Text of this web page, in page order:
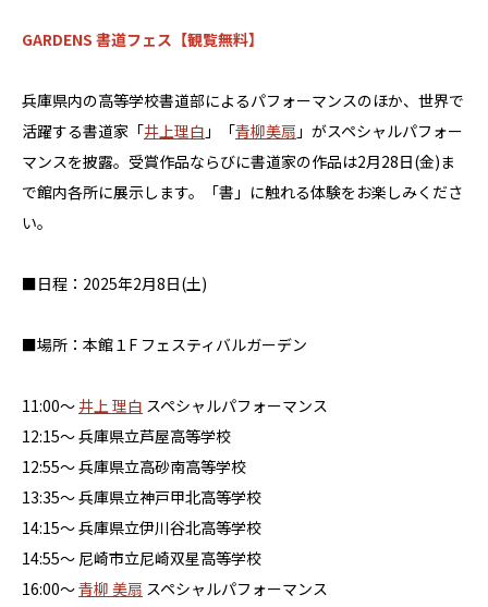
GARDENS 書道フェス【観覧無料】
兵庫県内の高等学校書道部によるパフォーマンスのほか、世界で
活躍する書道家「井上理白 」「青柳美扇 」がスペシャルパフォー
マンスを披露。受賞作品ならびに書道家の作品は2月28日(金)ま
で館内各所に展示します。「書」に触れる体験をお楽しみくださ
い。
■日程：2025年2月8日(土)
■場所：本館１F フェスティバルガーデン
11:00～井上 理白 スペシャルパフォーマンス
12:15～ 兵庫県立芦屋高等学校
12:55～ 兵庫県立高砂南高等学校
13:35～ 兵庫県立神戸甲北高等学校
14:15～ 兵庫県立伊川谷北高等学校
14:55～ 尼崎市立尼崎双星高等学校
16:00～青柳 美扇 スペシャルパフォーマンス